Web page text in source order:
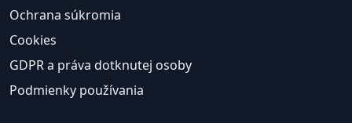
Ochrana súkromia
Cookies
GDPR a práva dotknutej osoby
Podmienky používania